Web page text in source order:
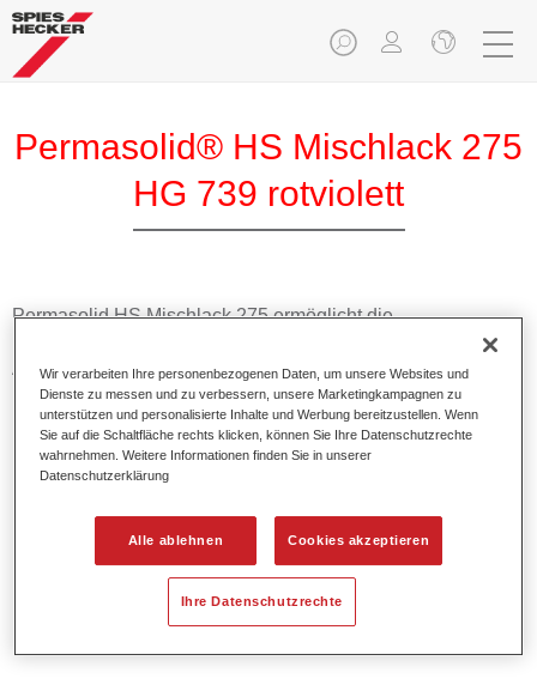
Permasolid® HS Mischlack 275
HG 739 rotviolett
Permasolid HS Mischlack 275 ermöglicht die
Farbtonausmischung vom hochwertigen Permasolid HS
Autolack 275 mit allen Uni-Farbtönen für die Pkw-
Lackierung.
Produktmerkmale
Erlaubt eine einfache und schnelle Verarbeitung in 1,5
Ermöglicht schnelle Trocknungszeiten.
Bietet ein hohes Deckvermögen.
Besitzt einen exzellenten Decklackstand.
Entspricht den VOC Anforderungen.
Wir verarbeiten Ihre personenbezogenen Daten, um unsere Websites und
Dienste zu messen und zu verbessern, unsere Marketingkampagnen zu
unterstützen und personalisierte Inhalte und Werbung bereitzustellen. Wenn
Sie auf die Schaltfläche rechts klicken, können Sie Ihre Datenschutzrechte
wahrnehmen. Weitere Informationen finden Sie in unserer
Datenschutzerklärung
Alle ablehnen Cookies akzeptieren
Ihre Datenschutzrechte